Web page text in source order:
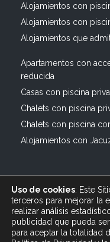
Alojamientos con
Alojamientos con
Alojamientos que
Apartamentos con
reducida
Casas con piscina
Chalets con piscina
Chalets con piscina
Alojamientos con
© 2019 All rights
Turístico Vacacional en
Uso de cookies: Este
terceros para mejorar la
realizar análisis
publicidad que pueda ser
para aceptar la totalidad